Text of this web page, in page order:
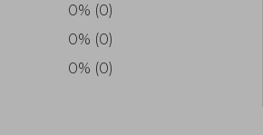
0% (0)
0% (0)
0% (0)